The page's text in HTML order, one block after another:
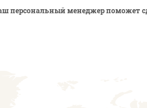
персональный менеджер поможет